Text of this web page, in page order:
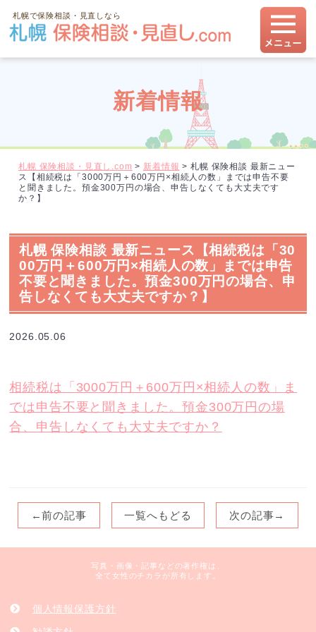
札幌で保険相談・見直しなら
新着情報
札幌 保険相談・見直し.com > 新着情報 > 札幌 保険相談 最新ニュー
ス【相続税は「3000万円＋600万円×相続人の数」までは申告不要
と聞きました。預金300万円の場合、申告しなくても大丈夫です
か？】
札幌 保険相談 最新ニュース【相続税は「30
00万円＋600万円×相続人の数」までは申告
不要と聞きました。預金300万円の場合、申
告しなくても大丈夫ですか？】
2026.05.06
相続税は「3000万円＋600万円×相続人の数」ま
では申告不要と聞きました。預金300万円の場
合、申告しなくても大丈夫ですか？
←前の記事 一覧へもどる 次の記事→
写真・画像・記事などの著作権は、
全て女性のチカラが所有します。
個人情報保護方針